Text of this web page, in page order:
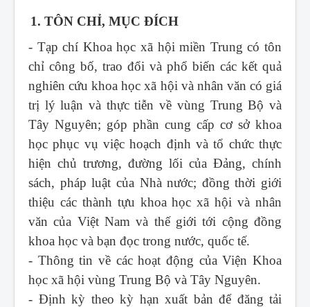
1. TÔN CHỈ, MỤC ĐÍCH
- Tạp chí Khoa học xã hội miền Trung có tôn
chỉ công bố, trao đổi và phổ biến các kết quả
nghiên cứu khoa học xã hội và nhân văn có giá
trị lý luận và thực tiễn về vùng Trung Bộ và
Tây Nguyên; góp phần cung cấp cơ sở khoa
học phục vụ việc hoạch định và tổ chức thực
hiện chủ trương, đường lối của Đảng, chính
sách, pháp luật của Nhà nước; đồng thời giới
thiệu các thành tựu khoa học xã hội và nhân
văn của Việt Nam và thế giới tới cộng đồng
khoa học và bạn đọc trong nước, quốc tế.
- Thông tin về các hoạt động của Viện Khoa
học xã hội vùng Trung Bộ và Tây Nguyên.
- Định kỳ theo kỳ hạn xuất bản để đăng tải